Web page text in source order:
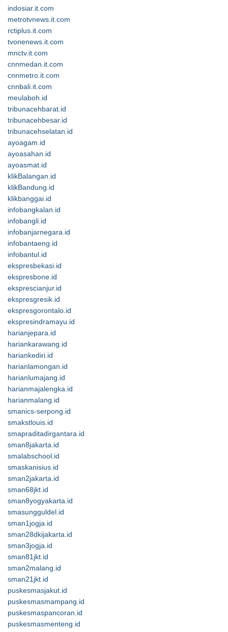
indosiar.it.com
metrotvnews.it.com
rctiplus.it.com
tvonenews.it.com
mnctv.it.com
cnnmedan.it.com
cnnmetro.it.com
cnnbali.it.com
meulaboh.id
tribunacehbarat.id
tribunacehbesar.id
tribunacehselatan.id
ayoagam.id
ayoasahan.id
ayoasmat.id
klikBalangan.id
klikBandung.id
klikbanggai.id
infobangkalan.id
infobangli.id
infobanjarnegara.id
infobantaeng.id
infobantul.id
ekspresbekasi.id
ekspresbone.id
eksprescianjur.id
ekspresgresik.id
ekspresgorontalo.id
ekspresindramayu.id
harianjepara.id
hariankarawang.id
hariankediri.id
harianlamongan.id
harianlumajang.id
harianmajalengka.id
harianmalang.id
smanics-serpong.id
smakstlouis.id
smapraditadirgantara.id
sman8jakarta.id
smalabschool.id
smaskanisius.id
sman2jakarta.id
sman68jkt.id
sman8yogyakarta.id
smasungguldel.id
sman1jogja.id
sman28dkijakarta.id
sman3jogja.id
sman81jkt.id
sman2malang.id
sman21jkt.id
puskesmasjakut.id
puskesmasmampang.id
puskesmaspancoran.id
puskesmasmenteng.id